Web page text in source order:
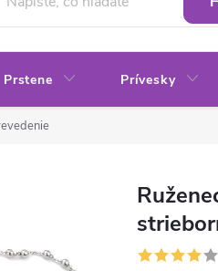
Prstene Prívesky